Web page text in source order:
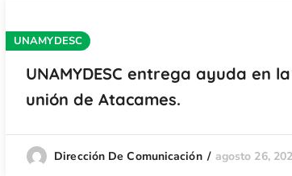
UNAMYDESC
UNAMYDESC entrega ayuda en la
unión de Atacames.
Dirección De Comunicación agosto 26,